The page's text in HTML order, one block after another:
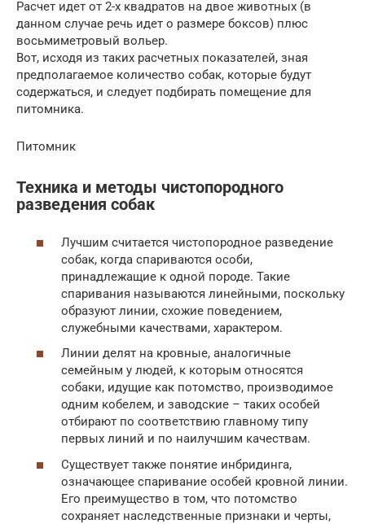
Расчет идет от 2-х квадратов на двое животных (в
данном случае речь идет о размере боксов) плюс
восьмиметровый вольер.
Вот, исходя из таких расчетных показателей, зная
предполагаемое количество собак, которые будут
содержаться, и следует подбирать помещение для
питомника.
Питомник
Техника и методы чистопородного
разведения собак
Лучшим считается чистопородное разведение
собак, когда спариваются особи,
принадлежащие к одной породе. Такие
спаривания называются линейными, поскольку
образуют линии, схожие поведением,
служебными качествами, характером.
Линии делят на кровные, аналогичные
семейным у людей, к которым относятся
собаки, идущие как потомство, производимое
одним кобелем, и заводские – таких особей
отбирают по соответствию главному типу
первых линий и по наилучшим качествам.
Существует также понятие инбридинга,
означающее спаривание особей кровной линии.
Его преимущество в том, что потомство
сохраняет наследственные признаки и черты,